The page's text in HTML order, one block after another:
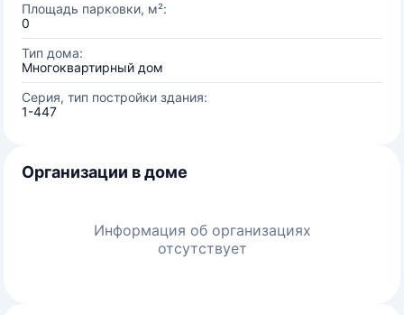
Площадь парковки, м²:
0
Тип дома:
Многоквартирный дом
Серия, тип постройки здания:
1-447
Организации в доме
Информация об организациях
отсутствует